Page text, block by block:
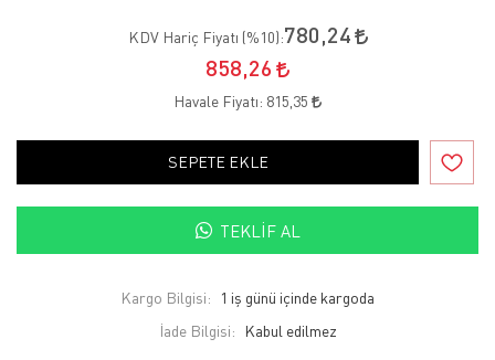
KDV Hariç Fiyatı (%10):780,24
858,26
Havale Fiyatı: 815,35
SEPETE EKLE
TEKLIF AL
Kargo Bilgisi:
1 iş günü içinde kargoda
İade Bilgisi: